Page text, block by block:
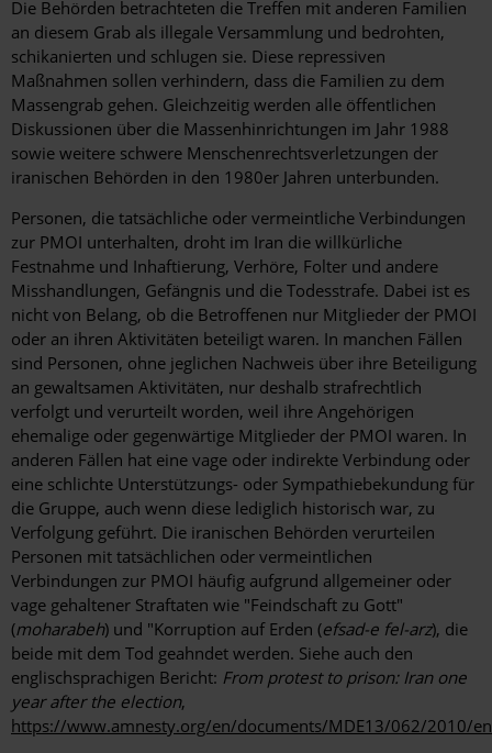
Die Behörden betrachteten die Treffen mit anderen Familien
an diesem Grab als illegale Versammlung und bedrohten,
schikanierten und schlugen sie. Diese repressiven
Maßnahmen sollen verhindern, dass die Familien zu dem
Massengrab gehen. Gleichzeitig werden alle öffentlichen
Diskussionen über die Massenhinrichtungen im Jahr 1988
sowie weitere schwere Menschenrechtsverletzungen der
iranischen Behörden in den 1980er Jahren unterbunden.
Personen, die tatsächliche oder vermeintliche Verbindungen
zur PMOI unterhalten, droht im Iran die willkürliche
Festnahme und Inhaftierung, Verhöre, Folter und andere
Misshandlungen, Gefängnis und die Todesstrafe. Dabei ist es
nicht von Belang, ob die Betroffenen nur Mitglieder der PMOI
oder an ihren Aktivitäten beteiligt waren. In manchen Fällen
sind Personen, ohne jeglichen Nachweis über ihre Beteiligung
an gewaltsamen Aktivitäten, nur deshalb strafrechtlich
verfolgt und verurteilt worden, weil ihre Angehörigen
ehemalige oder gegenwärtige Mitglieder der PMOI waren. In
anderen Fällen hat eine vage oder indirekte Verbindung oder
eine schlichte Unterstützungs- oder Sympathiebekundung für
die Gruppe, auch wenn diese lediglich historisch war, zu
Verfolgung geführt. Die iranischen Behörden verurteilen
Personen mit tatsächlichen oder vermeintlichen
Verbindungen zur PMOI häufig aufgrund allgemeiner oder
vage gehaltener Straftaten wie "Feindschaft zu Gott"
(moharabeh) und "Korruption auf Erden (efsad-e fel-arz), die
beide mit dem Tod geahndet werden. Siehe auch den
englischsprachigen Bericht: From protest to prison: Iran one
year after the election,
https://www.amnesty.org/en/documents/MDE13/062/2010/